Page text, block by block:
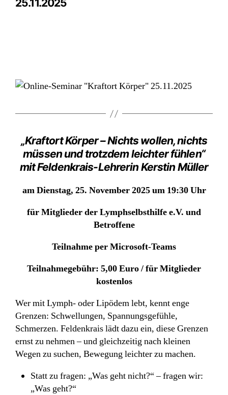
25.11.2025
„Kraftort Körper – Nichts wollen, nichts
müssen und trotzdem leichter fühlen“
mit Feldenkrais-Lehrerin Kerstin Müller
am Dienstag, 25. November 2025 um 19:30 Uhr
für Mitglieder der Lymphselbsthilfe e.V. und
Betroffene
Teilnahme per Microsoft-Teams
Teilnahmegebühr: 5,00 Euro / für Mitglieder
kostenlos
Wer mit Lymph- oder Lipödem lebt, kennt enge
Grenzen: Schwellungen, Spannungsgefühle,
Schmerzen. Feldenkrais lädt dazu ein, diese Grenzen
ernst zu nehmen – und gleichzeitig nach kleinen
Wegen zu suchen, Bewegung leichter zu machen.
Statt zu fragen: „Was geht nicht?“ – fragen wir:
„Was geht?“